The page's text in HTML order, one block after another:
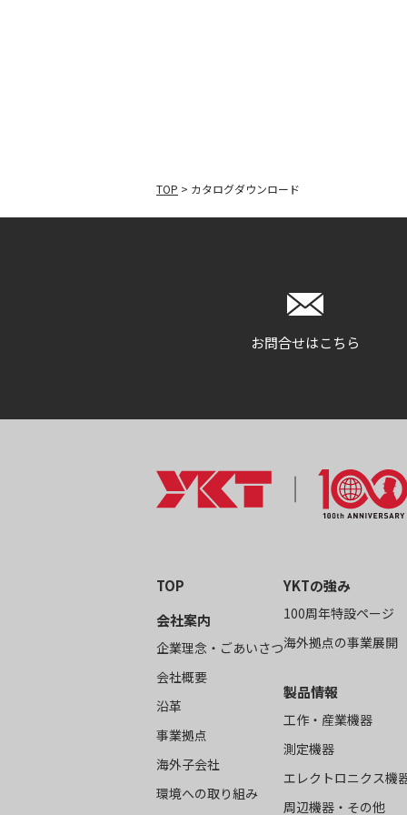
TOP > カタログダウンロード
お問合せはこちら
TOP
会社案内
企業理念・ごあいさつ
会社概要
沿革
事業拠点
海外子会社
環境への取り組み
YKTの強み
100周年特設ページ
海外拠点の事業展開
製品情報
工作・産業機器
測定機器
エレクトロニクス機
周辺機器・その他